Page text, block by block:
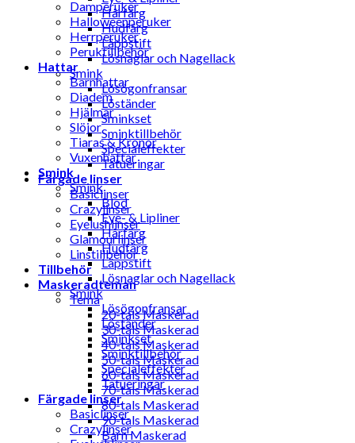
Hårfärg
Hudfärg
Läppstift
Lösnaglar och Nagellack
Smink
Lösögonfransar
Löständer
Sminkset
Sminktillbehör
Specialeffekter
Tatueringar
Färgade linser
Basiclinser
Crazylinser
Eyelushlinser
Glamourlinser
Linstillbehör
Tillbehör
Maskeradteman
Tema
20-tals Maskerad
30-tals Maskerad
40-tals Maskerad
50-tals Maskerad
60-tals Maskerad
70-tals Maskerad
80-tals Maskerad
90-tals Maskerad
Barn Maskerad
Damperuker
Halloweenperuker
Herrperuker
Peruktillbehör
Hattar
Barnhattar
Diadem
Hjälmar
Slöjor
Tiaras & Kronor
Vuxenhattar
Smink
Smink
Blod
Eye- & Lipliner
Hårfärg
Hudfärg
Läppstift
Lösnaglar och Nagellack
Smink
Lösögonfransar
Löständer
Sminkset
Sminktillbehör
Specialeffekter
Tatueringar
Färgade linser
Basiclinser
Crazylinser